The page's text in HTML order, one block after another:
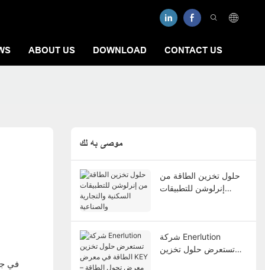
ABOUT US DOWNLOAD CONTACT US
في
موصى به لك
حلول تخزين الطاقة من
إنرلوشن للتطبيقات
شركة Enerlution
تستعرض حلول تخزين